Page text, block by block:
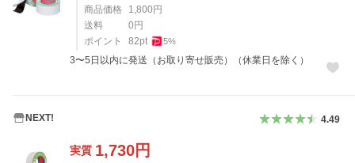
商品価格 1,800円
送料
0円
ポイント
82pt 5%
3〜5日以内に発送（お取り寄せ販売）（休業日を除く）
NEXT! 4.49
実質 1,730円